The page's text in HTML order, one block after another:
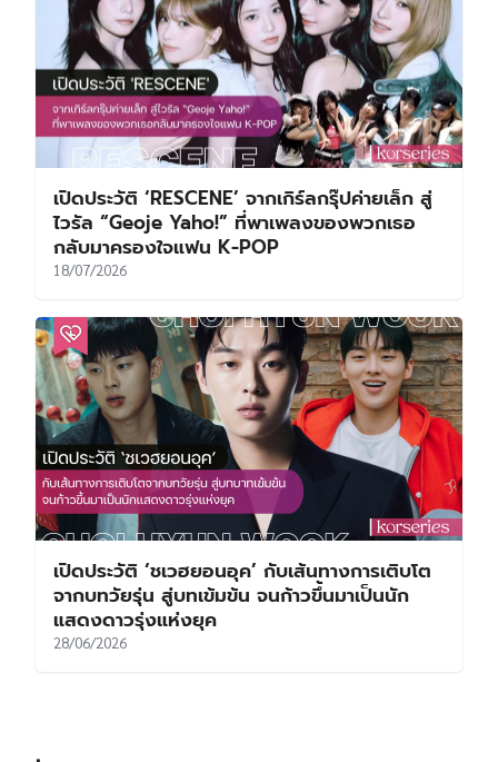
เปิดประวัติ ‘RESCENE’ จากเกิร์ลกรุ๊ปค่ายเล็ก สู่
ไวรัล “Geoje Yaho!” ที่พาเพลงของพวกเธอ
กลับมาครองใจแฟน K-POP
18/07/2026
เปิดประวัติ ‘ชเวฮยอนอุค’ กับเส้นทางการเติบโต
จากบทวัยรุ่น สู่บทเข้มข้น จนก้าวขึ้นมาเป็นนัก
แสดงดาวรุ่งแห่งยุค
28/06/2026